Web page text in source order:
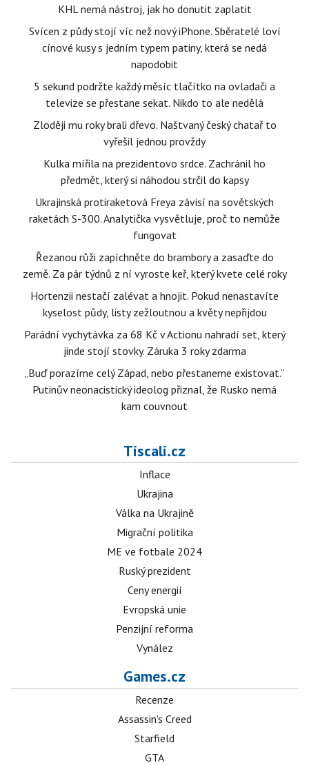
KHL nemá nástroj, jak ho donutit zaplatit
Svícen z půdy stojí víc než nový iPhone. Sběratelé loví
cínové kusy s jedním typem patiny, která se nedá
napodobit
5 sekund podržte každý měsíc tlačítko na ovladači a
televize se přestane sekat. Nikdo to ale nedělá
Zloději mu roky brali dřevo. Naštvaný český chatař to
vyřešil jednou provždy
Kulka mířila na prezidentovo srdce. Zachránil ho
předmět, který si náhodou strčil do kapsy
Ukrajinská protiraketová Freya závisí na sovětských
raketách S-300. Analytička vysvětluje, proč to nemůže
fungovat
Řezanou růži zapíchněte do brambory a zasaďte do
země. Za pár týdnů z ní vyroste keř, který kvete celé roky
Hortenzii nestačí zalévat a hnojit. Pokud nenastavíte
kyselost půdy, listy zežloutnou a květy nepřijdou
Parádní vychytávka za 68 Kč v Actionu nahradí set, který
jinde stojí stovky. Záruka 3 roky zdarma
„Buď porazíme celý Západ, nebo přestaneme existovat.“
Putinův neonacistický ideolog přiznal, že Rusko nemá
kam couvnout
Tiscali.cz
Inflace
Ukrajina
Válka na Ukrajině
Migrační politika
ME ve fotbale 2024
Ruský prezident
Ceny energií
Evropská unie
Penzijní reforma
Vynález
Games.cz
Recenze
Assassin's Creed
Starfield
GTA